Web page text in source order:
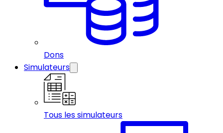
Dons
Simulateurs
Tous les simulateurs